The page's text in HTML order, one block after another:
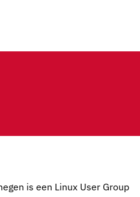
is een Linux User Group